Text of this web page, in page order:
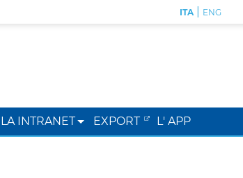
ITA| ENG
LA INTRANET EXPORT L' APP